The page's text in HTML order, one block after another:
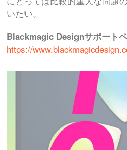
いたい。
Blackmagic Designサポート
https://